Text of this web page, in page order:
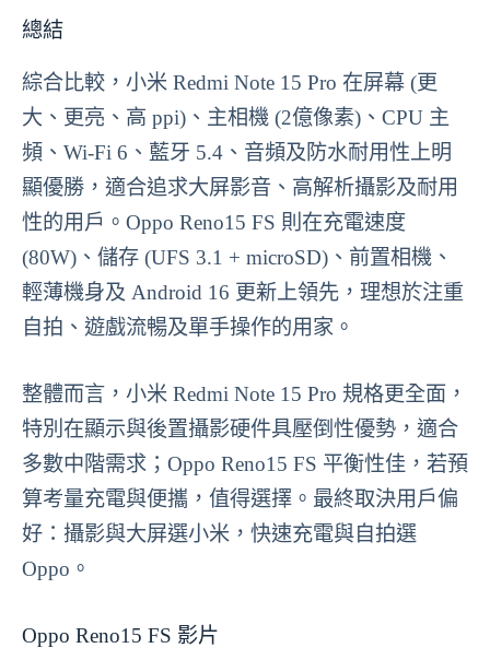
總結
綜合比較，小米 Redmi Note 15 Pro 在屏幕 (更
大、更亮、高 ppi)、主相機 (2億像素)、CPU 主
頻、Wi-Fi 6、藍牙 5.4、音頻及防水耐用性上明
顯優勝，適合追求大屏影音、高解析攝影及耐用
性的用戶。Oppo Reno15 FS 則在充電速度
(80W)、儲存 (UFS 3.1 + microSD)、前置相機、
輕薄機身及 Android 16 更新上領先，理想於注重
自拍、遊戲流暢及單手操作的用家。
整體而言，小米 Redmi Note 15 Pro 規格更全面，
特別在顯示與後置攝影硬件具壓倒性優勢，適合
多數中階需求；Oppo Reno15 FS 平衡性佳，若預
算考量充電與便攜，值得選擇。最終取決用戶偏
好：攝影與大屏選小米，快速充電與自拍選
Oppo。
Oppo Reno15 FS 影片